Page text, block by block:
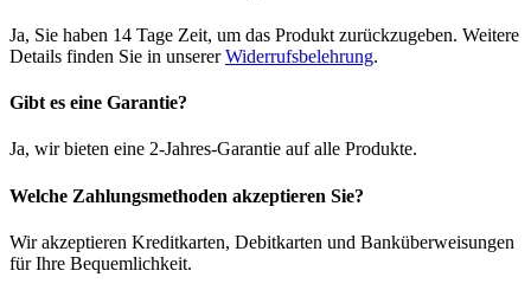
Ja, Sie haben 14 Tage Zeit, um das Produkt zurückzugeben. Weitere
Details finden Sie in unsererWiderrufsbelehrung.
Gibt es eine Garantie?
Ja, wir bieten eine 2-Jahres-Garantie auf alle Produkte.
Welche Zahlungsmethoden akzeptieren Sie?
Wir akzeptieren Kreditkarten, Debitkarten und Banküberweisungen
für Ihre Bequemlichkeit.